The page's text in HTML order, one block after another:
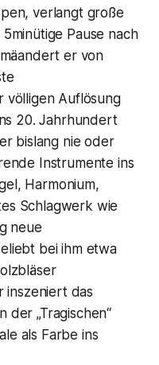
verlangt große
Pause nach
er von
völligen Auflösung
20. Jahrhundert
bislang nie oder
Instrumente ins
Harmonium,
Schlagwerk wie
neue
bei ihm etwa
inszeniert das
der„Tragischen“
als Farbe ins